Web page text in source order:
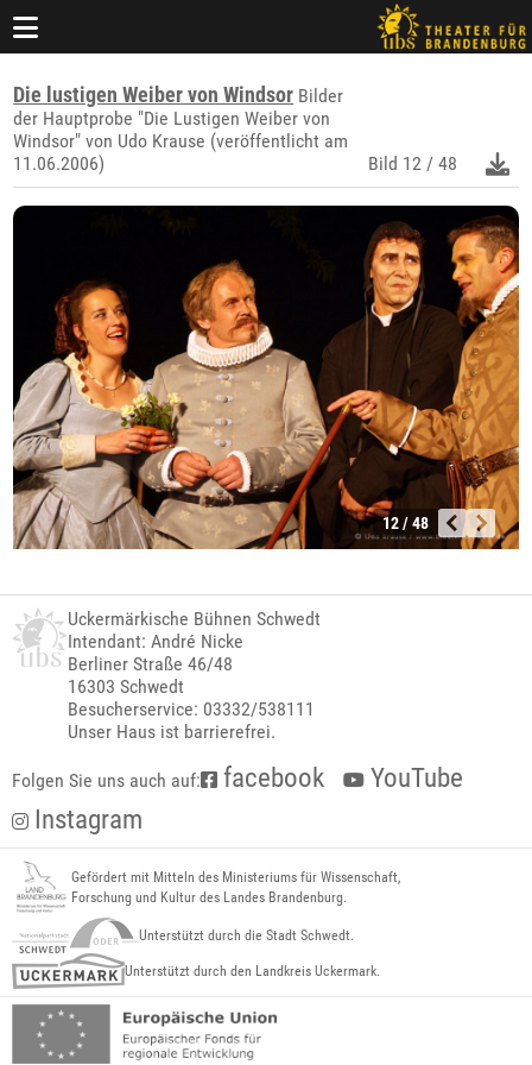
Die lustigen Weiber von Windsor Bilder
der Hauptprobe "Die Lustigen Weiber von
Windsor" von Udo Krause (veröffentlicht am
11.06.2006)
Bild 12 / 48
12 / 48
Uckermärkische Bühnen Schwedt
Intendant: André Nicke
Berliner Straße 46/48
16303 Schwedt
Besucherservice: 03332/538111
Unser Haus ist barrierefrei.
Folgen Sie uns auch auf: facebook
YouTube
Instagram
Gefördert mit Mitteln des Ministeriums für Wissenschaft,
Forschung und Kultur des Landes Brandenburg.
Unterstützt durch die Stadt Schwedt.
Unterstützt durch den Landkreis Uckermark.